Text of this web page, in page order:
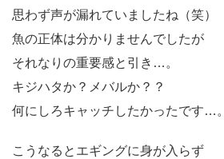
思わず声が漏れていましたね（笑）
魚の正体は分かりませんでしたが
それなりの重要感と引き…。
キジハタか？メバルか？？
何にしろキャッチしたかったです…。
こうなるとエギングに身が入らず